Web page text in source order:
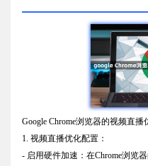
Google Chrome浏览器的视频直播
1. 视频直播优化配置：
- 启用硬件加速：在Chrome浏览